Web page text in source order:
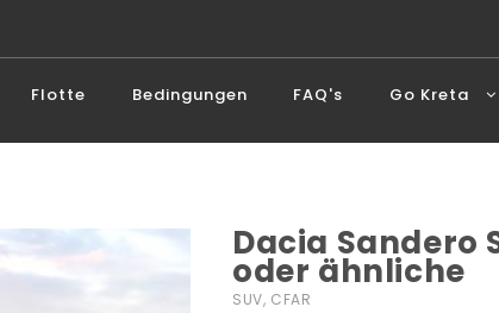
Flotte Bedingungen FAQ's Go Kreta
Dacia Sandero
oder ähnliche
SUV, CFAR